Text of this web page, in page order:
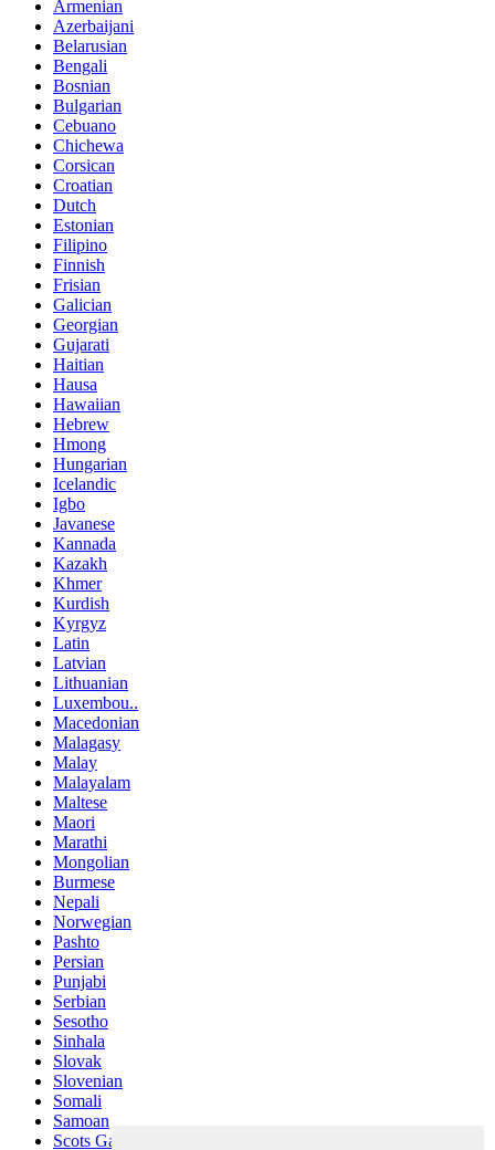
Armenian
Azerbaijani
Belarusian
Bengali
Bosnian
Bulgarian
Cebuano
Chichewa
Corsican
Croatian
Dutch
Estonian
Filipino
Finnish
Frisian
Galician
Georgian
Gujarati
Haitian
Hausa
Hawaiian
Hebrew
Hmong
Hungarian
Icelandic
Igbo
Javanese
Kannada
Kazakh
Khmer
Kurdish
Kyrgyz
Latin
Latvian
Lithuanian
Luxembou..
Macedonian
Malagasy
Malay
Malayalam
Maltese
Maori
Marathi
Mongolian
Burmese
Nepali
Norwegian
Pashto
Persian
Punjabi
Serbian
Sesotho
Sinhala
Slovak
Slovenian
Somali
Samoan
Scots Gaelic